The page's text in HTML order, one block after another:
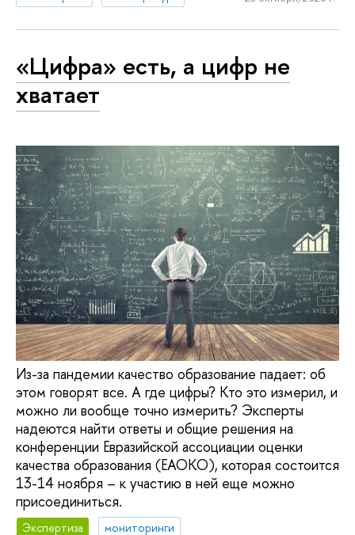
«Цифра» есть, а цифр не
хватает
Из-за пандемии качество образование падает: об
этом говорят все. А где цифры? Кто это измерил, и
можно ли вообще точно измерить? Эксперты
надеются найти ответы и общие решения на
конференции Евразийской ассоциации оценки
качества образования (ЕАОКО), которая состоится
13-14 ноября – к участию в ней еще можно
присоединиться.
Экспертиза
мониторинги